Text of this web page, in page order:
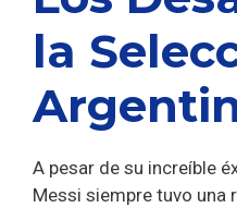
la
A pesar de su increíble
Messi siempre tuvo una